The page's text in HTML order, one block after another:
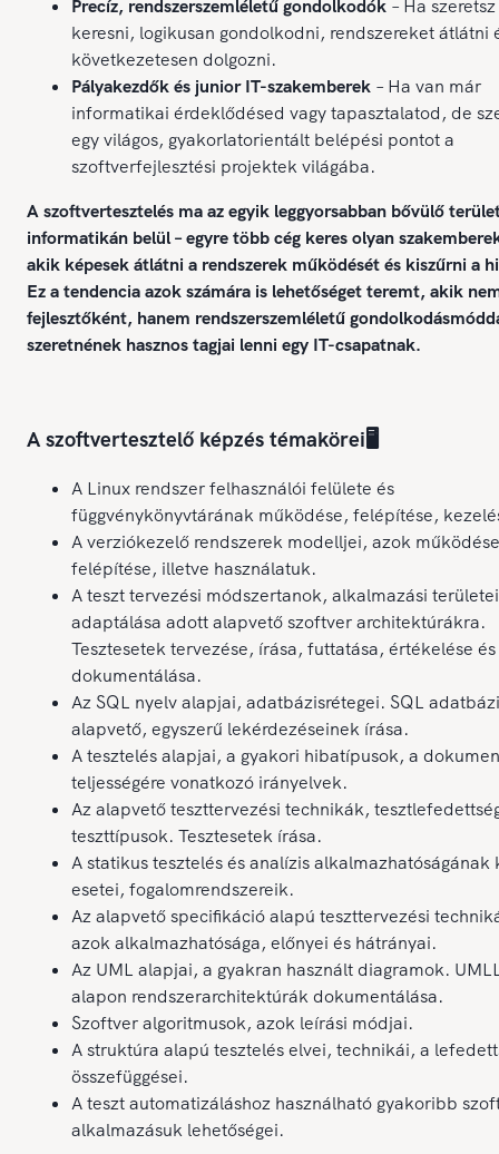
Precíz, rendszerszemléletű gondolkodók – Ha
keresni, logikusan gondolkodni, rendszereket átlátni
következetesen dolgozni.
Pályakezdők és junior IT-szakemberek – Ha van már
informatikai érdeklődésed vagy tapasztalatod, de
egy világos, gyakorlatorientált belépési pontot a
szoftverfejlesztési projektek világába.
A szoftvertesztelés ma az egyik leggyorsabban bővülő
informatikán belül – egyre több cég keres olyan
akik képesek átlátni a rendszerek működését és kiszűrni a
Ez a tendencia azok számára is lehetőséget teremt, akik
fejlesztőként, hanem rendszerszemléletű
szeretnének hasznos tagjai lenni egy IT-csapatnak.
A szoftvertesztelő képzés témakörei🖥️
A Linux rendszer felhasználói felülete és
függvénykönyvtárának működése, felépítése,
A verziókezelő rendszerek modelljei, azok
felépítése, illetve használatuk.
A teszt tervezési módszertanok, alkalmazási
adaptálása adott alapvető szoftver architektúrákra.
Tesztesetek tervezése, írása, futtatása, értékelése és
dokumentálása.
Az SQL nyelv alapjai, adatbázisrétegei. SQL
alapvető, egyszerű lekérdezéseinek írása.
A tesztelés alapjai, a gyakori hibatípusok, a
teljességére vonatkozó irányelvek.
Az alapvető teszttervezési technikák,
teszttípusok. Tesztesetek írása.
A statikus tesztelés és analízis alkalmazhatóságának
esetei, fogalomrendszereik.
Az alapvető specifikáció alapú teszttervezési
azok alkalmazhatósága, előnyei és hátrányai.
Az UML alapjai, a gyakran használt diagramok.
alapon rendszerarchitektúrák dokumentálása.
Szoftver algoritmusok, azok leírási módjai.
A struktúra alapú tesztelés elvei, technikái, a
összefüggései.
A teszt automatizáláshoz használható gyakoribb
alkalmazásuk lehetőségei.